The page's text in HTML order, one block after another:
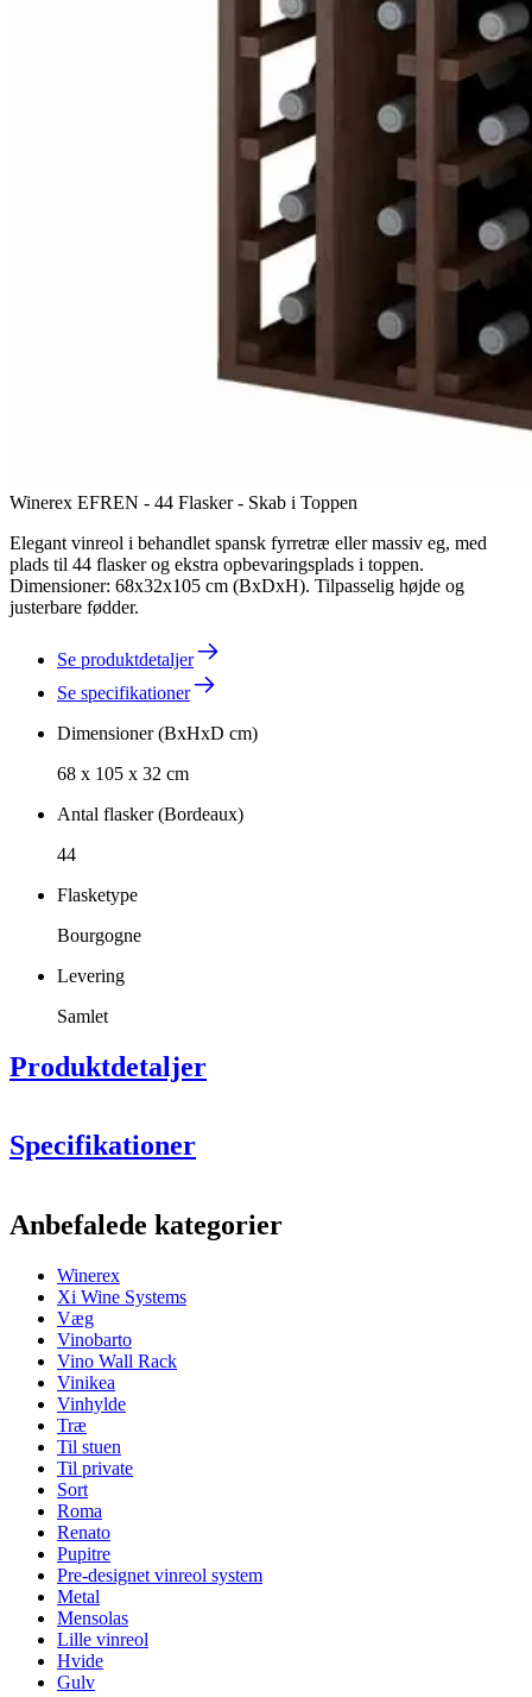
Winerex EFREN - 44 Flasker - Skab i Toppen
Elegant vinreol i behandlet spansk fyrretræ eller massiv eg, med
plads til 44 flasker og ekstra opbevaringsplads i toppen.
Dimensioner: 68x32x105 cm (BxDxH). Tilpasselig højde og
justerbare fødder.
Se produktdetaljer
Se specifikationer
Dimensioner (BxHxD cm)
68 x 105 x 32 cm
Antal flasker (Bordeaux)
44
Flasketype
Bourgogne
Levering
Samlet
Produktdetaljer
sort-, brun eller hvidbejdset fyrretræ.
Se eksempler på indretning med WINEREX vinreoler her.
Lav din egen opstilling med disse moduler i vores online værktøj til
Specifikationer
ProduktnummerBX2515
Generelt
Levering
PlaceringGulv
ModulærJa
Flasker
Antal flasker (Bordeaux)
Flasketype
Dimensioner (BxHxD cm)
Højde (cm)
Bredde (cm)
68
Dybde (cm)32
Vægt (kg)
Anbefalede kategorier
Winerex
Xi Wine Systems
Væg
Vinobarto
Vino Wall Rack
Vinikea
Vinhylde
Træ
Til stuen
Til private
Sort
Roma
Renato
Pupitre
Pre-designet vinreol system
Metal
Mensolas
Lille vinreol
Hvide
Gulv